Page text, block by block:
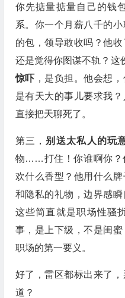
你先掂量掂量自己的钱
系。你一个月薪八千的
的包，领导敢收吗？他
还是觉得你图谋不轨？这
惊吓 ，是负担。他会想
是有天大的事儿要求我
直接把天聊死了。
第三， 别送太私人的玩
物……打住！你谁啊你？
欢什么香型？他用什么
和隐私的礼物，边界感
这些简直就是职场性骚
事，是上下级，不是闺蜜
职场的第一要义。
好了，雷区都标出来了
道？